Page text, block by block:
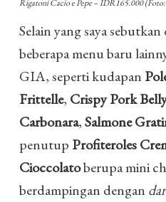
Rigatoni Cacio e Pepe – IDR165.000
Selain yang saya
beberapa menu baru
GIA, seperti kudapan
Frittelle, Crispy Pork
Carbonara,Salmone
penutup Profiteroles
Cioccolatoberupa mini
berdampingan dengan